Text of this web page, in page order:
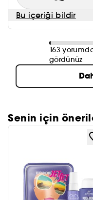
Bu içeriği bildir
163
gördünüz
Senin için